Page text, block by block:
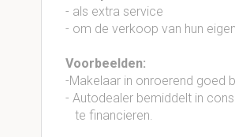
- als extra service
- om de verkoop van hun
Voorbeelden:
-Makelaar in onroerend goed
- Autodealer bemiddelt in
te financieren.